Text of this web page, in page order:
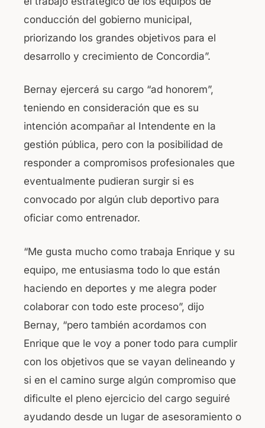
conducción del gobierno municipal,
priorizando los grandes objetivos para el
desarrollo y crecimiento de Concordia”.
Bernay ejercerá su cargo “ad honorem”,
teniendo en consideración que es su
intención acompañar al Intendente en la
gestión pública, pero con la posibilidad de
responder a compromisos profesionales que
eventualmente pudieran surgir si es
convocado por algún club deportivo para
oficiar como entrenador.
“Me gusta mucho como trabaja Enrique y su
equipo, me entusiasma todo lo que están
haciendo en deportes y me alegra poder
colaborar con todo este proceso”, dijo
Bernay, “pero también acordamos con
Enrique que le voy a poner todo para cumplir
con los objetivos que se vayan delineando y
si en el camino surge algún compromiso que
dificulte el pleno ejercicio del cargo seguiré
ayudando desde un lugar de asesoramiento o